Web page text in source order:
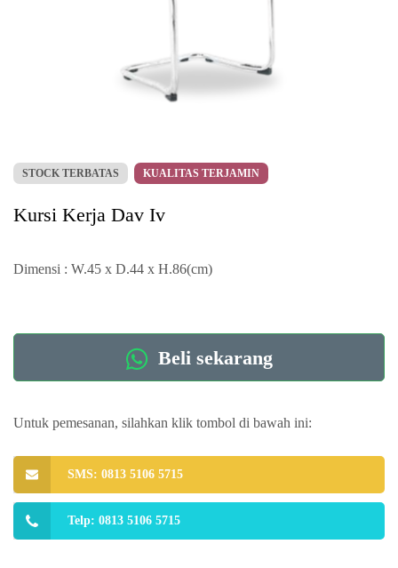
STOCK TERBATAS KUALITAS TERJAMIN
Kursi Kerja Dav Iv
Dimensi : W.45 x D.44 x H.86(cm)
Beli sekarang
Untuk pemesanan, silahkan klik tombol di bawah ini:
SMS: 0813 5106 5715
Telp: 0813 5106 5715